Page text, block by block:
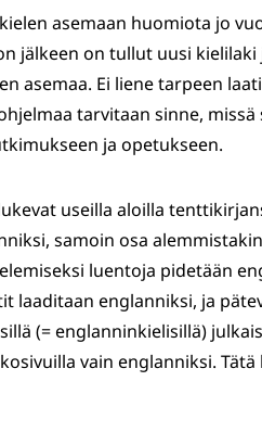
asemaan huomiota jo
jälkeen on tullut uusi kielilaki
asemaa. Ei liene tarpeen
tarvitaan sinne, missä
ja opetukseen.
useilla aloilla
samoin osa alemmistakin
luentoja pidetään
laaditaan englanniksi, ja
(= englanninkielisillä)
vain englanniksi. Tätä